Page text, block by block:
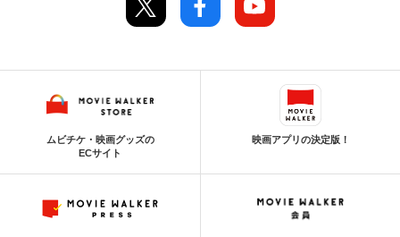
ムビチケ・映画グッズの
ECサイト
映画アプリの決定版！